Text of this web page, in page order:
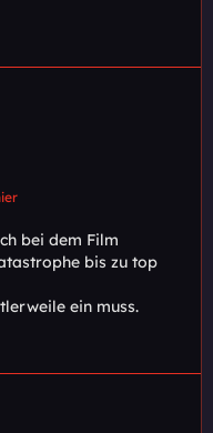
bei dem Film
bis zu top
ein muss.